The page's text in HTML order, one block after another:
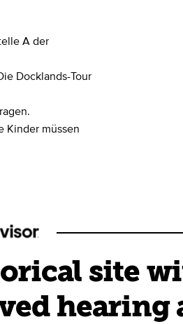
A der
Docklands-Tour
Kinder müssen
site
hearing